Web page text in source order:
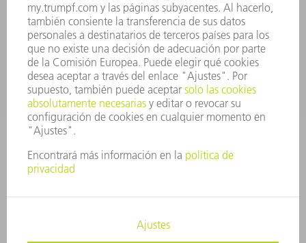
CONTACTO
Departamento de Utillaje
+34 91 657 36 69
Lunes a Jueves de 8h – 18h
Viernes de 8h – 17h
utillaje@trumpf.com